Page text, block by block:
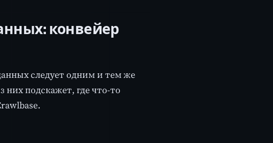
конвейер
следует одним и тем же
подскажет, где что-то